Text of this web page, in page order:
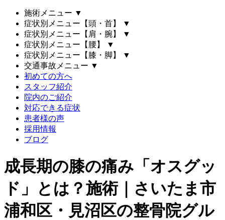
施術メニュー ▼
症状別メニュー【頭・首】
▼
症状別メニュー【肩・腕】
▼
症状別メニュー【腰】
▼
症状別メニュー【膝・脚】
▼
交通事故メニュー ▼
初めての方へ
スタッフ紹介
院内のご紹介
対応できる症状
患者様の声
採用情報
ブログ
成長期の膝の痛み「オスグッ
ド」とは？施術｜さいたま市
浦和区・見沼区の整骨院グル